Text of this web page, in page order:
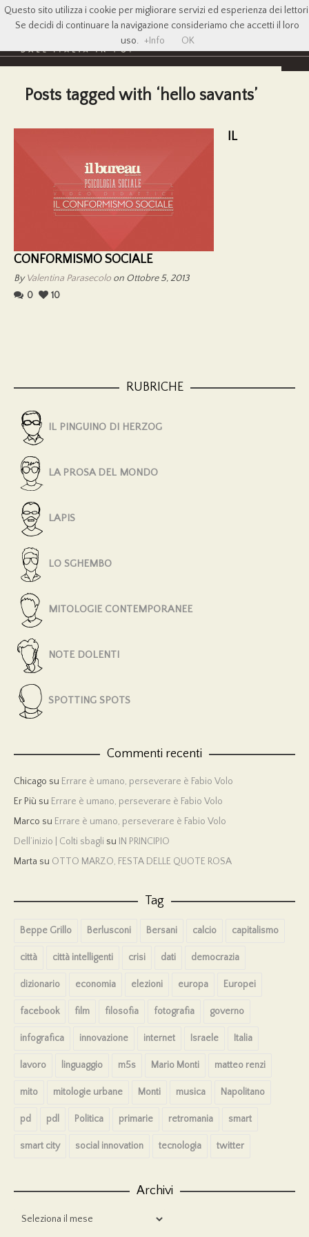
Posts tagged with ‘hello savants’
IL
CONFORMISMO SOCIALE
ByValentina Parasecolo on Ottobre 5, 2013
0
10
RUBRICHE
IL PINGUINO DI HERZOG
LA PROSA DEL MONDO
LAPIS
LO SGHEMBO
MITOLOGIE CONTEMPORANEE
NOTE DOLENTI
SPOTTING SPOTS
Commenti recenti
Chicago su Errare è umano, perseverare è Fabio Volo
Er Più su Errare è umano, perseverare è Fabio Volo
Marco su Errare è umano, perseverare è Fabio Volo
Dell’inizio | Colti sbagli su IN PRINCIPIO
Marta su OTTO MARZO, FESTA DELLE QUOTE ROSA
Tag
Beppe Grillo Berlusconi Bersani calcio capitalismo
città città intelligenti crisi dati democrazia
dizionario economia elezioni europa Europei
facebook film filosofia fotografia governo
infografica innovazione internet Israele Italia
lavoro linguaggio m5s Mario Monti matteo renzi
mito mitologie urbane Monti musica Napolitano
pd pdl Politica primarie retromania smart
smart city social innovation tecnologia twitter
Archivi
Archivi
Questo sito utilizza i cookie per migliorare servizi ed esperienza dei
Se decidi di continuare la navigazione consideriamo che accetti il loro
uso. +Info OK